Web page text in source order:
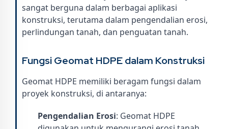
sangat berguna dalam berbagai aplikasi
konstruksi, terutama dalam pengendalian erosi,
perlindungan tanah, dan penguatan tanah.
Fungsi Geomat HDPE dalam Konstruksi
Geomat HDPE memiliki beragam fungsi dalam
proyek konstruksi, di antaranya:
Pengendalian Erosi: Geomat HDPE